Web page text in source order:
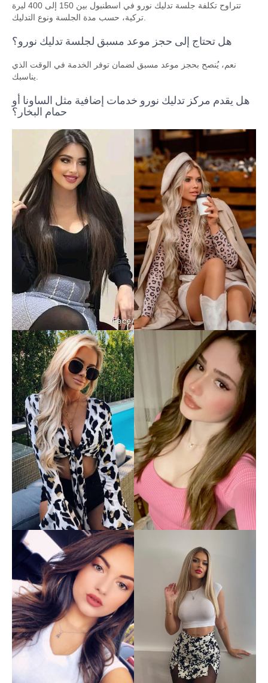
تتراوح تكلفة جلسة تدليك نورو في اسطنبول بين 150 إلى 400 ليرة
هل تحتاج إلى حجز موعد مسبق لجلسة تدليك نورو؟
نعم، يُنصح بحجز موعد مسبق لضمان توفر الخدمة في الوقت الذي
هل يقدم مركز تدليك نورو خدمات إضافية مثل الساونا أو
حمام البخار؟